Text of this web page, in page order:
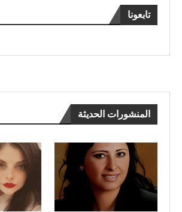
تابعونا
المنشورات الحديثة